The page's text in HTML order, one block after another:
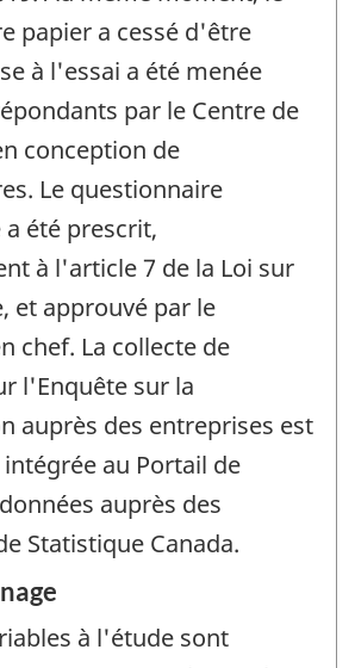
papier a cessé d'être
à l'essai a été menée
par le Centre de
conception de
Le questionnaire
été prescrit,
à l'article 7 de la Loi sur
et approuvé par le
chef. La collecte de
l'Enquête sur la
auprès des entreprises est
au Portail de
auprès des
Statistique Canada.
à l'étude sont